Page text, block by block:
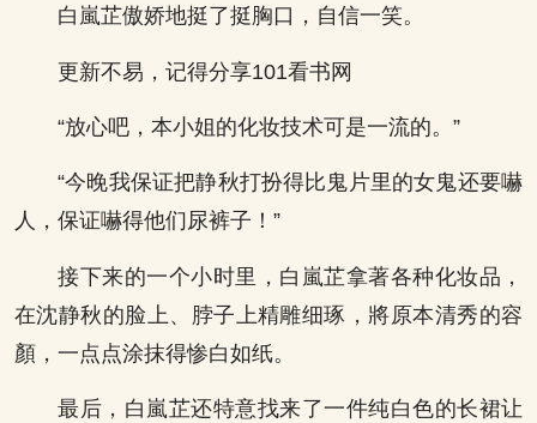
白嵐芷傲娇地挺了挺胸口，自信一笑。
更新不易，记得分享101看书网
“放心吧，本小姐的化妆技术可是一流的。”
“今晚我保证把静秋打扮得比鬼片里的女鬼还要嚇
人，保证嚇得他们尿裤子！”
接下来的一个小时里，白嵐芷拿著各种化妆品，
在沈静秋的脸上、脖子上精雕细琢，將原本清秀的容
顏，一点点涂抹得惨白如纸。
最后，白嵐芷还特意找来了一件纯白色的长裙让